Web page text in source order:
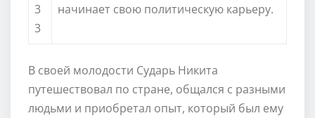
3
3
начинает свою политическую карьеру.
В своей молодости Сударь Никита
путешествовал по стране, общался с разными
людьми и приобретал опыт, который был ему